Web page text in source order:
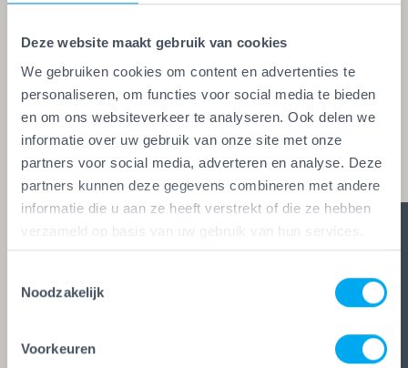
Deze website maakt gebruik van cookies
We gebruiken cookies om content en advertenties te
personaliseren, om functies voor social media te bieden
en om ons websiteverkeer te analyseren. Ook delen we
informatie over uw gebruik van onze site met onze
partners voor social media, adverteren en analyse. Deze
partners kunnen deze gegevens combineren met andere
informatie die u aan ze heeft verstrekt of die ze hebben
verzameld op basis van uw gebruik van hun services.
Noodzakelijk
Voorkeuren
kwaliteitskeurmerk voor schilders, behangers,
glaszetters en onderhoudsbedrijven. Alleen wie
aan de strengste kwaliteitseisen voldoet, mag het
keurmerk voeren. Zo ben je zeker van vakwerk,
duidelijke afspraken en zes glasheldere garanties.